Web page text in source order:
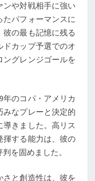
ンや対戦相手に強い
たパフォーマンスに
彼の最も記憶に残る
ドカップ予選でのオ
ングレンジゴールを
年のコパ・アメリカ
みなプレーと決定的
きました。高リス
揮する能力は、彼の
を固めました。
さと創造性は、彼を